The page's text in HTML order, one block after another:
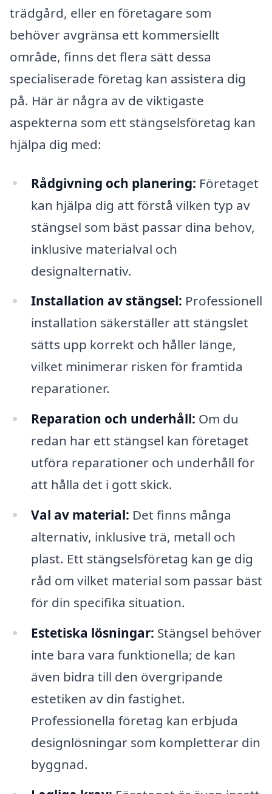
trädgård, eller en företagare som
behöver avgränsa ett kommersiellt
område, finns det flera sätt dessa
specialiserade företag kan assistera dig
på. Här är några av de viktigaste
aspekterna som ett stängselsföretag kan
hjälpa dig med:
Rådgivning och planering: Företaget
kan hjälpa dig att förstå vilken typ av
stängsel som bäst passar dina behov,
inklusive materialval och
designalternativ.
Installation av stängsel: Professionell
installation säkerställer att stängslet
sätts upp korrekt och håller länge,
vilket minimerar risken för framtida
reparationer.
Reparation och underhåll: Om du
redan har ett stängsel kan företaget
utföra reparationer och underhåll för
att hålla det i gott skick.
Val av material: Det finns många
alternativ, inklusive trä, metall och
plast. Ett stängselsföretag kan ge dig
råd om vilket material som passar bäst
för din specifika situation.
Estetiska lösningar: Stängsel behöver
inte bara vara funktionella; de kan
även bidra till den övergripande
estetiken av din fastighet.
Professionella företag kan erbjuda
designlösningar som kompletterar din
byggnad.